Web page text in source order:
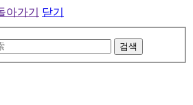
아가기
닫기
검색